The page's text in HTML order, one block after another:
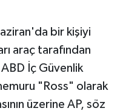
bir kişiyi
araç tarafından
İç Güvenlik
"Ross" olarak
üzerine AP, söz